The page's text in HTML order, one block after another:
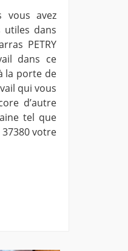
vous avez
utiles dans
PETRY
dans ce
la porte de
qui vous
d’autre
tel que
votre